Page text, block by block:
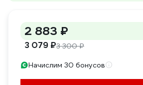
2 883 ₽
3 079 ₽3 300 ₽
Начислим 30 бонусов